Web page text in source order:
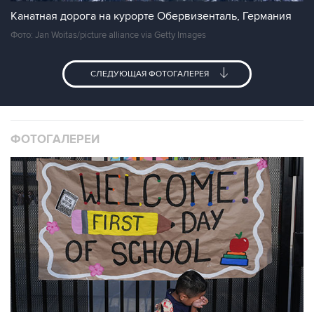
Канатная дорога на курорте Обервизенталь, Германия
Фото: Jan Woitas/picture alliance via Getty Images
СЛЕДУЮЩАЯ ФОТОГАЛЕРЕЯ
ФОТОГАЛЕРЕИ